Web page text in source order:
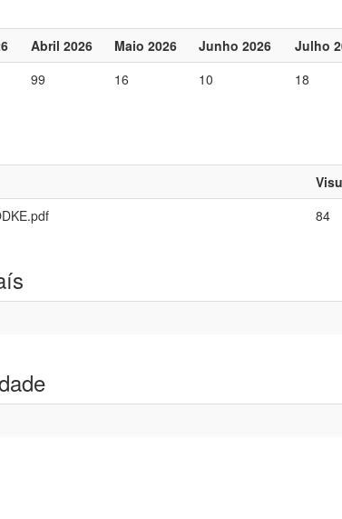
Abril 2026 Maio 2026 Junho 2026 Julho
99 16 10 18
84